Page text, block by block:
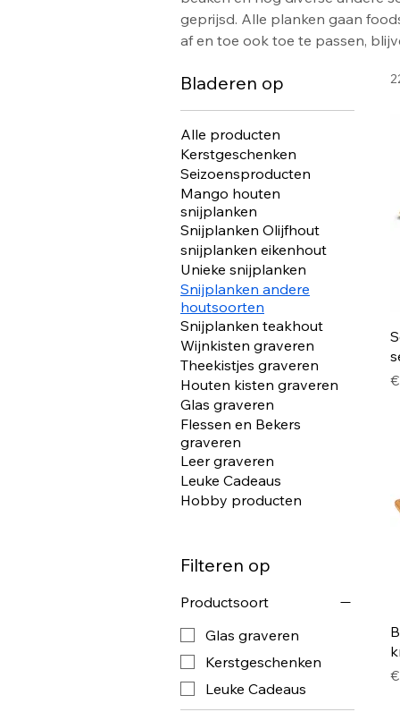
geprijsd. Alle planken gaan
af en toe ook toe te passen,
Bladeren op
Alle producten
Kerstgeschenken
Seizoensproducten
Mango houten
snijplanken
Snijplanken Olijfhout
snijplanken eikenhout
Unieke snijplanken
Snijplanken andere
houtsoorten
Snijplanken teakhout
Wijnkisten graveren
Theekistjes graveren
Houten kisten graveren
Glas graveren
Flessen en Bekers
graveren
Leer graveren
Leuke Cadeaus
Hobby producten
Filteren op
Productsoort
Glas graveren
Kerstgeschenken
Leuke Cadeaus